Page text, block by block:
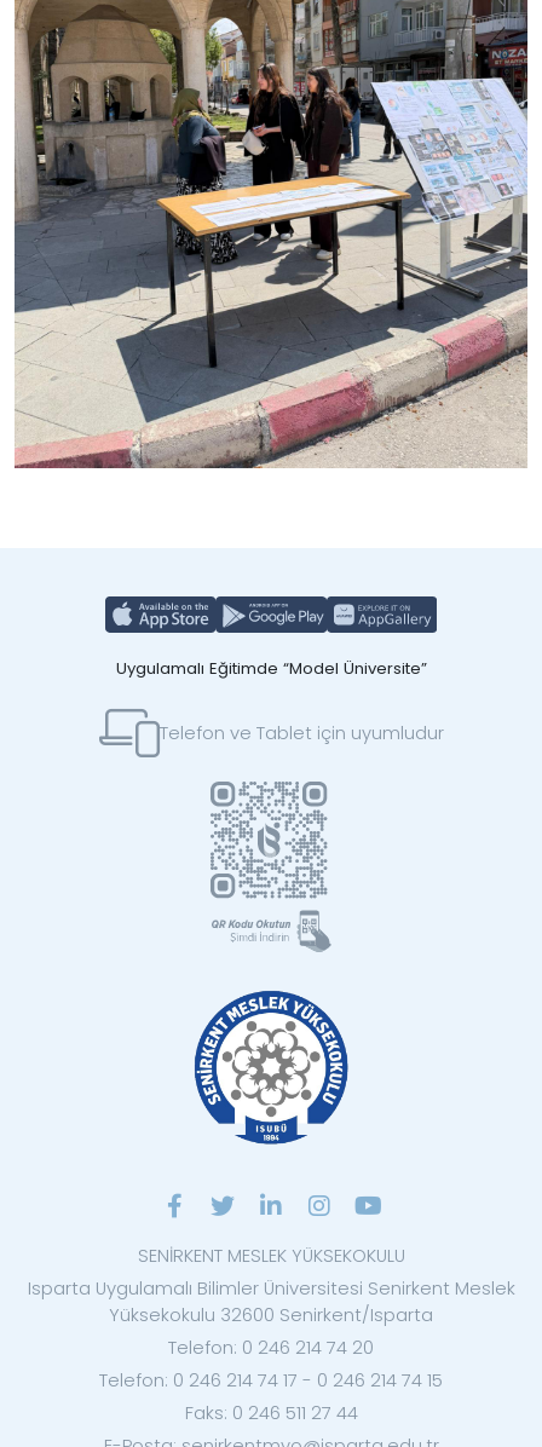
Uygulamalı Eğitimde “Model Üniversite”
Telefon ve Tablet için uyumludur
SENİRKENT MESLEK YÜKSEKOKULU
Isparta Uygulamalı Bilimler Üniversitesi Senirkent Meslek
Yüksekokulu 32600 Senirkent/Isparta
Telefon: 0 246 214 74 20
Telefon: 0 246 214 74 17 - 0 246 214 74 15
Faks: 0 246 511 27 44